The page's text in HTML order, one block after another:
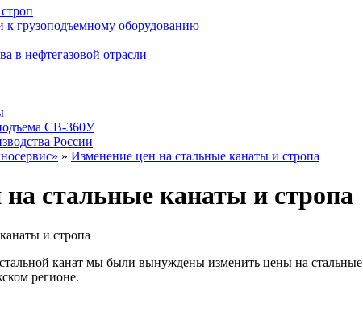
к грузоподъемному оборудованию
в нефтегазовой отрасли
СВ-360У
России
» Изменение цен на стальные канаты и стропа
стальные канаты и стропа
канат мы были вынуждены изменить цены на стальные
регионе.